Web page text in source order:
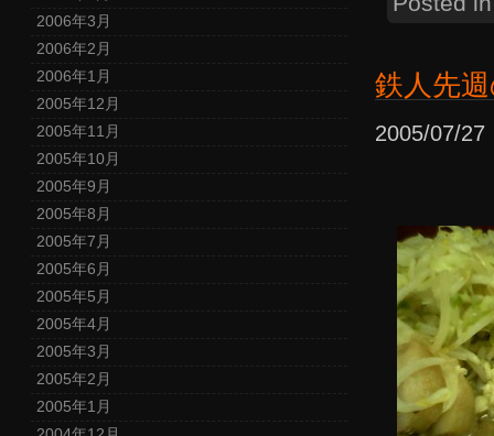
2006年3月
2006年2月
2006年1月
2005年12月
2005年11月
2005年10月
2005年9月
2005年8月
2005年7月
2005年6月
2005年5月
2005年4月
2005年3月
2005年2月
2005年1月
鉄人先
2005/07/